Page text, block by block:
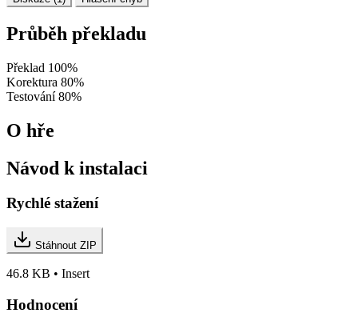
Průběh překladu
Překlad 100%
Korektura 80%
Testování 80%
O hře
Návod k instalaci
Rychlé stažení
Stáhnout ZIP
46.8 KB • Insert
Hodnocení